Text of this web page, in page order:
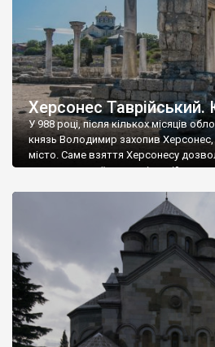
Херсонес
У 988 році, після кількох місяців
князь Володимир захопив Херсонес,
місто. Саме взяття Херсонесу
диктувати свої умови
Херсонесі Володимир-язичник,
А потім було Хрещення Русі. На